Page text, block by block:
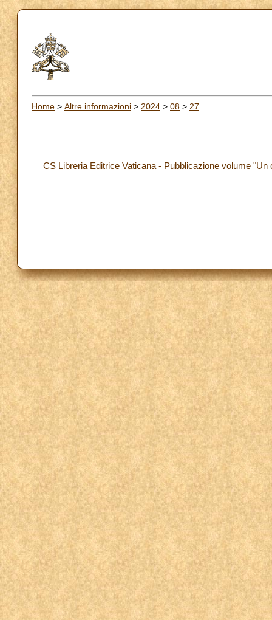
Home > Altre informazioni > 2024 > 08 > 27
CS Libreria Editrice Vaticana - Pubblicazione volume